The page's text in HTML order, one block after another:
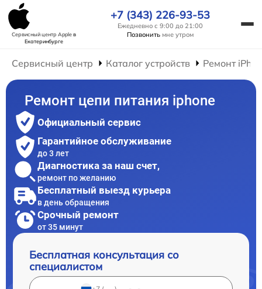
Сервисный центр Appleв
Екатеринбурге
+7 (343) 226-93-53
Ежедневно с 9:00 до 21:00
Позвонить мне утром
Сервисный центр Каталог устройств Ремонт
Ремонт цепи питания iphone
Официальный сервис
Гарантийное обслуживание
до 3 лет
Диагностика за наш счет,
ремонт по желанию
Бесплатный выезд курьера
в день обращения
Срочный ремонт
от 35 минут
Бесплатная консультация со
специалистом